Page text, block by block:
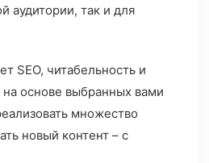
аудитории, так и для
SEO, читабельность и
основе выбранных вами
множество
новый контент – с